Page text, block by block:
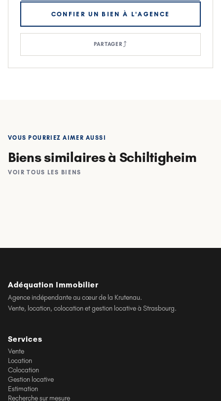
CONFIER UN BIEN À L'AGENCE
PARTAGER⤴
VOUS POURRIEZ AIMER AUSSI
Biens similairesà Schiltigheim
VOIR TOUS LES BIENS
STUDIO CLIMATISÉ EN PLEIN COEUR DE
SCHILTIGHEIM
500 €
SCHILTIGHEIM
APPARTEMENT 2/3 PIÈCES- 51M2 - SCHILTIGHEIM
KRUTENAU · STRASBOURG
COLOCATION DE 3 CHAMBRES MEUBLÉES -
KRUTENAU
Adéquation Immobilier
Agence indépendante au cœur de la Krutenau.
Vente, location, colocation et gestion locative à Strasbourg.
Services
Vente
Location
Colocation
Gestion locative
Estimation
Recherche sur mesure